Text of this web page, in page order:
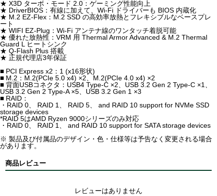
★ X3D ターボ・モード 2.0：ゲーミング性能向上
★ DriverBIOS：有線に加えて、Wi-Fi ドライバーも BIOS 内蔵化
★ M.2 EZ-Flex：M.2 SSD の高効率放熱とフレキシブルなベースプレ
ート
★ WIFI EZ-Plug：Wi-Fi アンテナ線のワンタッチ着脱可能
★ 優れた放熱性：VRM 用 Thermal Armor Advanced & M.2 Thermal
Guard L ヒートシンク
★ Q-Flash Plus 搭載
★ 正規代理店3年保証
■ PCI Express x2：1 (x16形状)
■ M.2：M.2(PCIe 5.0 x4) ×2、M.2(PCIe 4.0 x4) ×2
■ 背面USBコネクタ：USB4 Type-C ×2、USB 3.2 Gen 2 Type-C ×1、
USB 3.2 Gen 2 Type-A ×5、USB 3.2 Gen 1 ×3
■ RAID：
・RAID 0、 RAID 1、 RAID 5、 and RAID 10 support for NVMe SSD
storage devices
*RAID 5はAMD Ryzen 9000シリーズのみ対応
・RAID 0、 RAID 1、 and RAID 10 support for SATA storage devices
※ 製品及び付属品のデザイン・色・仕様等は予告なく変更される場合
があります。
商品レビュー
レビューはありません